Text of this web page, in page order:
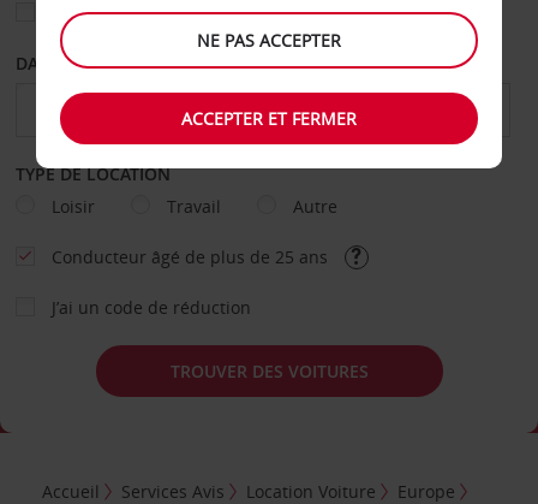
Sélectionnez une autre agence de retour
DATE DE DÉPART DATE DE RETOUR
TYPE DE LOCATION
Loisir
Travail Autre
Conducteur âgé de plus de 25 ans
J’ai un code de réduction
TROUVER DES VOITURES
Accueil Services Avis Location Voiture
Europe
NE PAS ACCEPTER
ACCEPTER ET FERMER